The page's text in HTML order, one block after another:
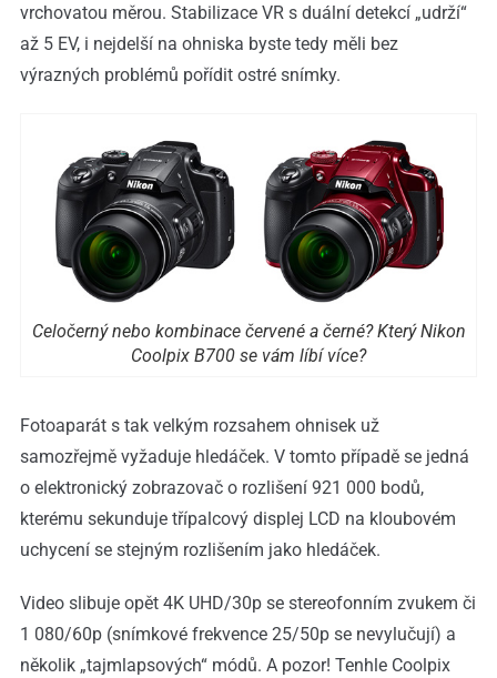
vrchovatou měrou. Stabilizace VR s duální detekcí „udrží“
až 5 EV, i nejdelší na ohniska byste tedy měli bez
výrazných problémů pořídit ostré snímky.
Celočerný nebo kombinace červené a černé? Který Nikon
Coolpix B700 se vám líbí více?
Fotoaparát s tak velkým rozsahem ohnisek už
samozřejmě vyžaduje hledáček. V tomto případě se jedná
o elektronický zobrazovač o rozlišení 921 000 bodů,
kterému sekunduje třípalcový displej LCD na kloubovém
uchycení se stejným rozlišením jako hledáček.
Video slibuje opět 4K UHD/30p se stereofonním zvukem či
1 080/60p (snímkové frekvence 25/50p se nevylučují) a
několik „tajmlapsových“ módů. A pozor! Tenhle Coolpix